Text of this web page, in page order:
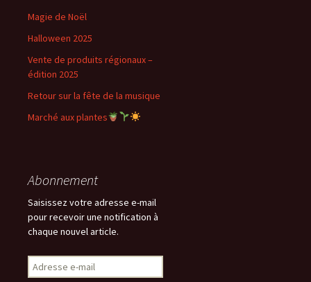
Magie de Noël
Halloween 2025
Vente de produits régionaux –
édition 2025
Retour sur la fête de la musique
Marché aux plantes
Abonnement
Saisissez votre adresse e-mail
pour recevoir une notification à
chaque nouvel article.
Adresse
e-